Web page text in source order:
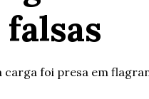
carga foi presa em